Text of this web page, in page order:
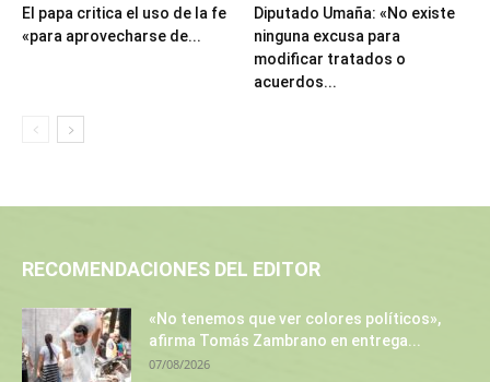
El papa critica el uso de la fe
«para aprovecharse de...
Diputado Umaña: «No existe
ninguna excusa para
modificar tratados o
acuerdos...
RECOMENDACIONES DEL EDITOR
«No tenemos que ver colores políticos»,
afirma Tomás Zambrano en entrega...
07/08/2026